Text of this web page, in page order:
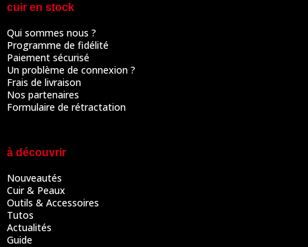
cuir en stock
Qui sommes nous ?
Programme de fidélité
Paiement sécurisé
Un problème de connexion ?
Frais de livraison
Nos partenaires
Formulaire de rétractation
à découvrir
Nouveautés
Cuir & Peaux
Outils & Accessoires
Tutos
Actualités
Guide